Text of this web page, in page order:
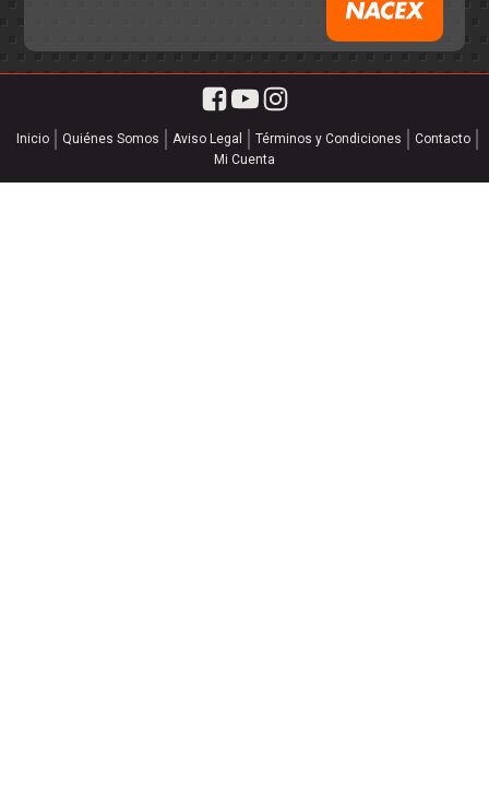
Inicio Quiénes Somos Aviso Legal Términos y Condiciones
Contacto
Mi Cuenta